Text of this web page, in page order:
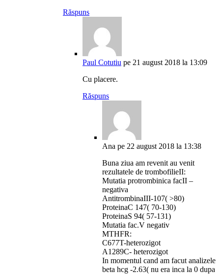
Răspuns
Paul Cotutiu pe 21 august 2018 la 13:09
Cu placere.
Răspuns
Ana pe 22 august 2018 la 13:38
Buna ziua am revenit au venit
rezultatele de trombofilieII:
Mutatia protrombinica facII –
negativa
AntitrombinaIII-107( >80)
ProteinaC 147( 70-130)
ProteinaS 94( 57-131)
Mutatia fac.V negativ
MTHFR:
C677T-heterozigot
A1289C- heterozigot
In momentul cand am facut analizele
beta hcg -2.63( nu era inca la 0 dupa